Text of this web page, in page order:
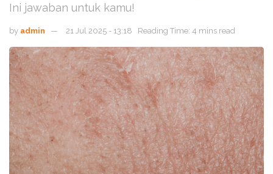
Ini jawaban untuk kamu!
by admin 21 Jul 2025 - 13:18 Reading Time: 4 mins read